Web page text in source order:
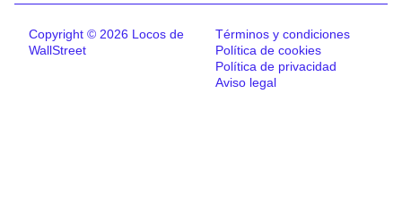
Copyright © 2026 Locos de
WallStreet
Términos y condiciones
Política de cookies
Política de privacidad
Aviso legal